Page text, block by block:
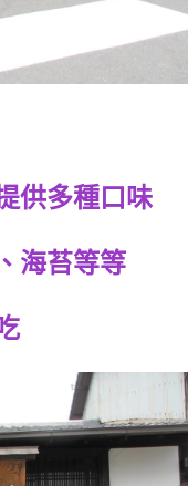
供多種口味
海苔等等